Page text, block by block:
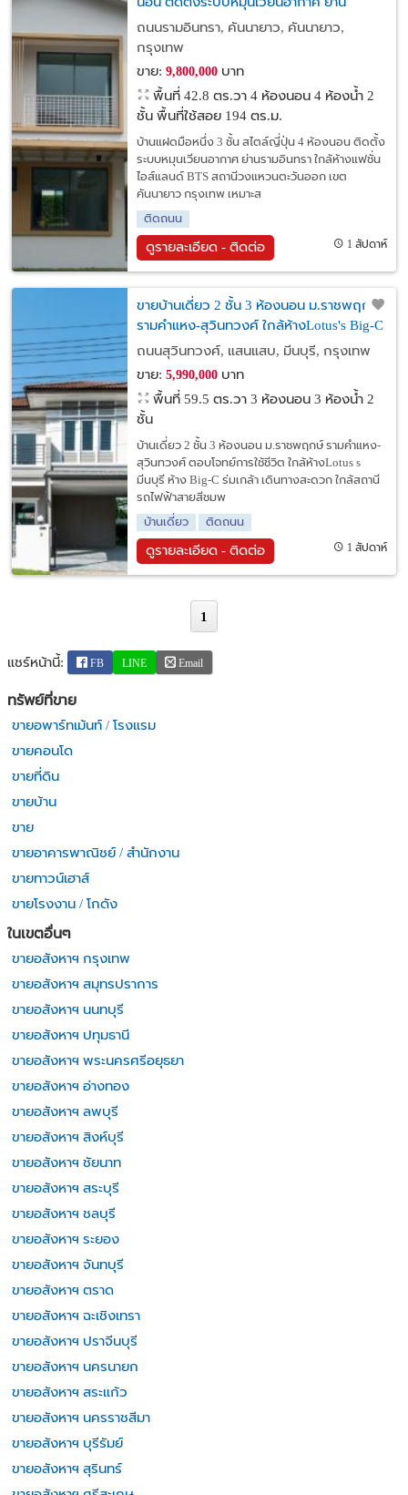
รามอินทรา ใกล้ห้างแฟชั่นฯ BTS สถานี
วงแหวนตะวันออก เขตคันนายาว กรุงเทพ
ถนนรามอินทรา, คันนายาว, คันนายาว,
กรุงเทพ
ขาย: 9,800,000บาท
พื้นที่ 42.8 ตร.วา 4 ห้องนอน 4 ห้องน้ำ 2
ชั้น พื้นที่ใช้สอย 194 ตร.ม.
บ้านแฝดมือหนึ่ง 3 ชั้น สไตล์ญี่ปุ่น 4 ห้องนอน ติดตั้ง
ระบบหมุนเวียนอากาศ ย่านรามอินทรา ใกล้ห้างแฟชั่น
ไอส์แลนด์ BTS สถานีวงแหวนตะวันออก เขต
คันนายาว กรุงเทพ เหมาะส
ติดถนน
ดูรายละเอียด - ติดต่อ 1 สัปดาห์
ขายบ้านเดี่ยว 2 ชั้น 3 ห้องนอน ม.ราชพฤกษ์
รามคำแหง-สุวินทวงศ์ ใกล้ห้างLotus's Big-C
และสถานีรถไฟฟ้าสายสีชมพู สถานีมีนบุรี
ถนนสุวินทวงศ์, แสนแสบ, มีนบุรี, กรุงเทพ
ขาย: 5,990,000บาท
พื้นที่ 59.5 ตร.วา 3 ห้องนอน 3 ห้องน้ำ 2
ชั้น
บ้านเดี่ยว 2 ชั้น 3 ห้องนอน ม.ราชพฤกษ์ รามคำแหง-
สุวินทวงศ์ ตอบโจทย์การใช้ชีวิต ใกล้ห้างLotus s
มีนบุรี ห้าง Big-C ร่มเกล้า เดินทางสะดวก ใกล้สถานี
รถไฟฟ้าสายสีชมพ
บ้านเดี่ยว
ติดถนน
ดูรายละเอียด - ติดต่อ 1 สัปดาห์
1
แชร์หน้านี้: FB LINE Email
ทรัพย์ที่ขาย
ขายอพาร์ทเม้นท์ / โรงแรม
ขายคอนโด
ขายที่ดิน
ขายบ้าน
ขาย
ขายอาคารพาณิชย์ / สำนักงาน
ขายทาวน์เฮาส์
ขายโรงงาน / โกดัง
ในเขตอื่นๆ
ขายอสังหาฯ กรุงเทพ
ขายอสังหาฯ สมุทรปราการ
ขายอสังหาฯ นนทบุรี
ขายอสังหาฯ ปทุมธานี
ขายอสังหาฯ พระนครศรีอยุธยา
ขายอสังหาฯ อ่างทอง
ขายอสังหาฯ ลพบุรี
ขายอสังหาฯ สิงห์บุรี
ขายอสังหาฯ ชัยนาท
ขายอสังหาฯ สระบุรี
ขายอสังหาฯ ชลบุรี
ขายอสังหาฯ ระยอง
ขายอสังหาฯ จันทบุรี
ขายอสังหาฯ ตราด
ขายอสังหาฯ ฉะเชิงเทรา
ขายอสังหาฯ ปราจีนบุรี
ขายอสังหาฯ นครนายก
ขายอสังหาฯ สระแก้ว
ขายอสังหาฯ นครราชสีมา
ขายอสังหาฯ บุรีรัมย์
ขายอสังหาฯ สุรินทร์